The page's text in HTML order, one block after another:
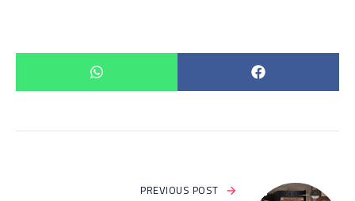
PREVIOUS POST